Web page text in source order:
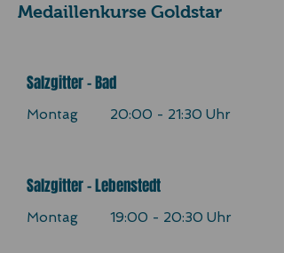
Medaillenkurse Goldstar
Salzgitter - Bad
Montag 20:00 - 21:30 Uhr
Salzgitter - Lebenstedt
Montag 19:00 - 20:30 Uhr